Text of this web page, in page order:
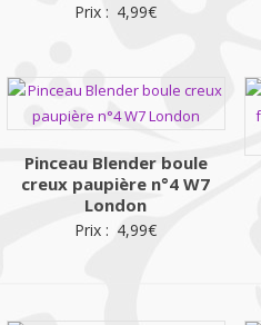
Prix : 4,99€
Pinceau Blender boule
creux paupière n°4 W7
London
Prix : 4,99€